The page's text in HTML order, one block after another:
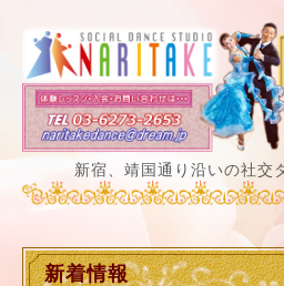
新宿、靖国通り沿いの社交
新着情報